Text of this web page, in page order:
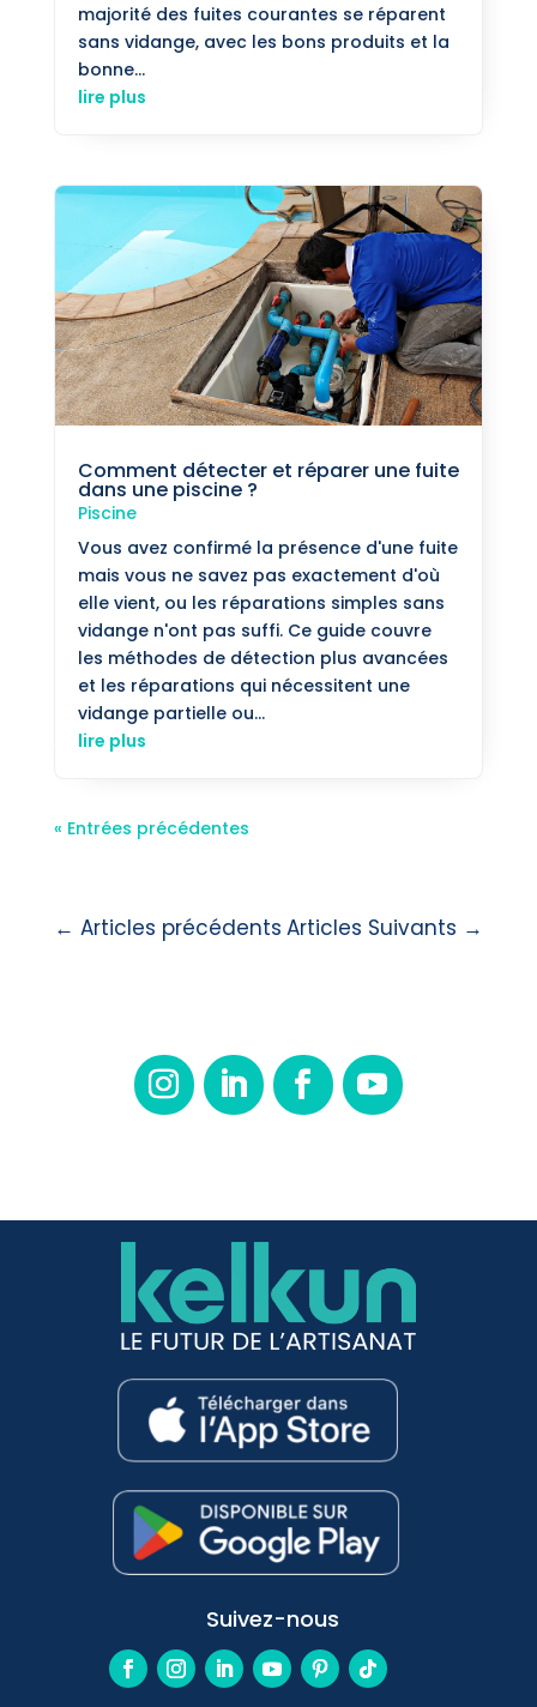
majorité des fuites courantes se réparent
sans vidange, avec les bons produits et la
bonne...
lire plus
Comment détecter et réparer une fuite
dans une piscine ?
Piscine
Vous avez confirmé la présence d'une fuite
mais vous ne savez pas exactement d'où
elle vient, ou les réparations simples sans
vidange n'ont pas suffi. Ce guide couvre
les méthodes de détection plus avancées
et les réparations qui nécessitent une
vidange partielle ou...
lire plus
« Entrées précédentes
← Articles précédents Articles Suivants →
Suivez-nous